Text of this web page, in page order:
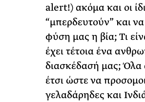
alert!) ακόμα και οι
“μπερδευτούν” και
φύση μας η βία; Τι
έχει τέτοια ένα
διασκέδασή μας; Όλα
έτσι ώστε να
γελαδάρηδες και